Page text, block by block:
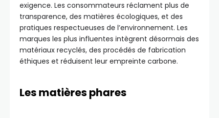
exigence. Les consommateurs réclament plus de
transparence, des matières écologiques, et des
pratiques respectueuses de l’environnement. Les
marques les plus influentes intègrent désormais des
matériaux recyclés, des procédés de fabrication
éthiques et réduisent leur empreinte carbone.
Les matières phares